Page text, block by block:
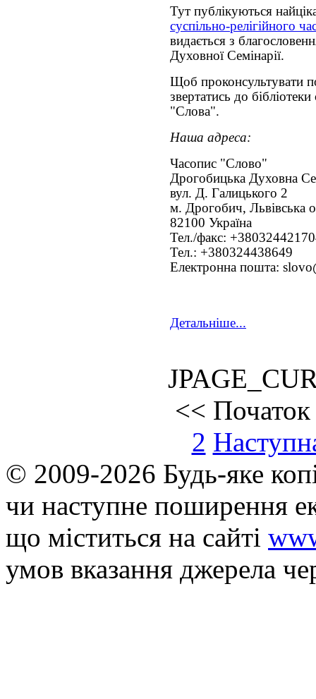
Тут публікуються
суспільно-релігійного
видається з
Духовної Семінарії.
Щоб проконсультувати
звертатись до бібліотеки
"Слова".
Наша адреса:
Часопис "Слово"
Дрогобицька Духовна
вул. Д. Галицького 2
м. Дрогобич, Львівська
82100 Україна
Тел./факс:
Тел.: +380324438649
Електронна пошта:
Детальніше...
<< Початок
2
© 2009-2026 Будь-яке
чи наступне поширення
що мiститься на сайті
умов вказання джерела